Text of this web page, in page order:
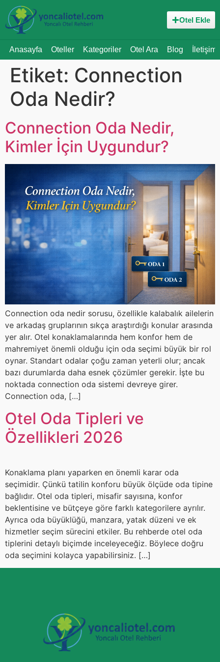
Otel Ekle
Anasayfa Oteller Kategoriler Otel Ara Blog İletişim
Etiket: Connection
Oda Nedir?
Connection Oda Nedir,
Kimler İçin Uygundur?
Connection oda nedir sorusu, özellikle kalabalık ailelerin
ve arkadaş gruplarının sıkça araştırdığı konular arasında
yer alır. Otel konaklamalarında hem konfor hem de
mahremiyet önemli olduğu için oda seçimi büyük bir rol
oynar. Standart odalar çoğu zaman yeterli olur; ancak
bazı durumlarda daha esnek çözümler gerekir. İşte bu
noktada connection oda sistemi devreye girer.
Connection oda, […]
Otel Oda Tipleri ve
Özellikleri 2026
Konaklama planı yaparken en önemli karar oda
seçimidir. Çünkü tatilin konforu büyük ölçüde oda tipine
bağlıdır. Otel oda tipleri, misafir sayısına, konfor
beklentisine ve bütçeye göre farklı kategorilere ayrılır.
Ayrıca oda büyüklüğü, manzara, yatak düzeni ve ek
hizmetler seçim sürecini etkiler. Bu rehberde otel oda
tiplerini detaylı biçimde inceleyeceğiz. Böylece doğru
oda seçimini kolayca yapabilirsiniz. […]